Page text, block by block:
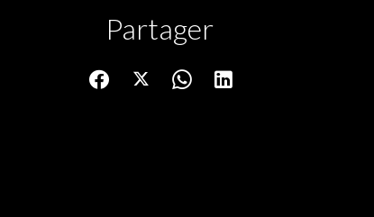
Partager